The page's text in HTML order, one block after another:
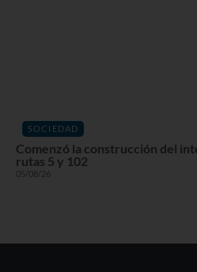
SOCIEDAD
Comenzó la construcción del
rutas 5 y 102
05/08/26